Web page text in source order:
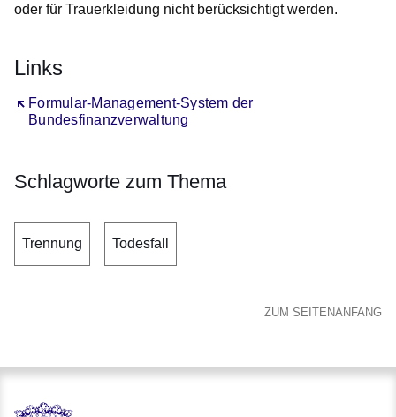
oder für Trauerkleidung nicht berücksichtigt werden.
Links
Formular-Management-System der
Bundesfinanzverwaltung
Öffnet sich in einem neuen Fenster
Schlagworte zum Thema
Trennung Todesfall
ZUM SEITENANFANG